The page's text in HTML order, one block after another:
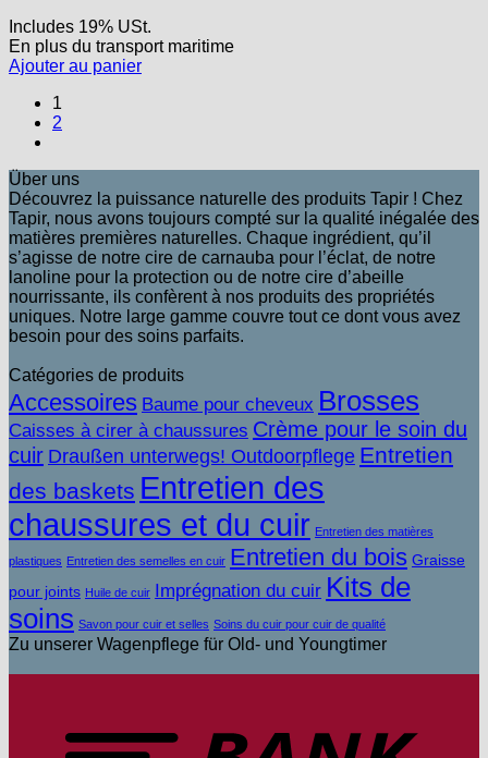
Includes 19% USt.
En plus du transportmaritime
Ajouter au panier
1
2
Über uns
Découvrez la puissance naturelle des produits Tapir ! Chez
Tapir, nous avons toujours compté sur la qualité inégalée des
matières premières naturelles. Chaque ingrédient, qu’il
s’agisse de notre cire de carnauba pour l’éclat, de notre
lanoline pour la protection ou de notre cire d’abeille
nourrissante, ils confèrent à nos produits des propriétés
uniques. Notre large gamme couvre tout ce dont vous avez
besoin pour des soins parfaits.
Catégories de produits
Accessoires Baume pour cheveux Brosses
Caisses à cirer à chaussures Crème pour le soin du
cuir Draußen unterwegs! Outdoorpflege Entretien
des baskets Entretien des
chaussures et du cuir Entretien des matières
plastiques Entretien des semelles en cuir Entretien du bois Graisse
pour joints Huile de cuir Imprégnation du cuir Kits de
soins Savon pour cuir et selles Soins du cuir pour cuir de qualité
Zu unserer Wagenpflege für Old- und Youngtimer